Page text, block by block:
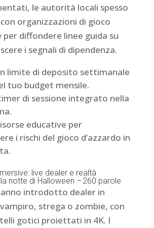
le autorità locali spesso
organizzazioni di gioco
per diffondere linee guida su
i segnali di dipendenza.
limite di deposito settimanale
tuo budget mensile.
di sessione integrato nella
educative per
i rischi del gioco d’azzardo in
live dealer e realtà
notte di Halloween – 260 parole
introdotto dealer in
strega o zombie, con
gotici proiettati in 4K. I